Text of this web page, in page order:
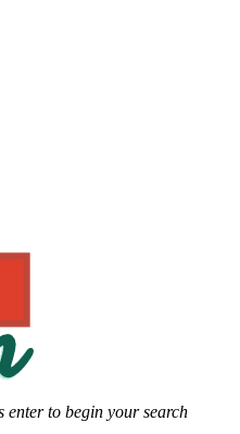
enter to begin your search